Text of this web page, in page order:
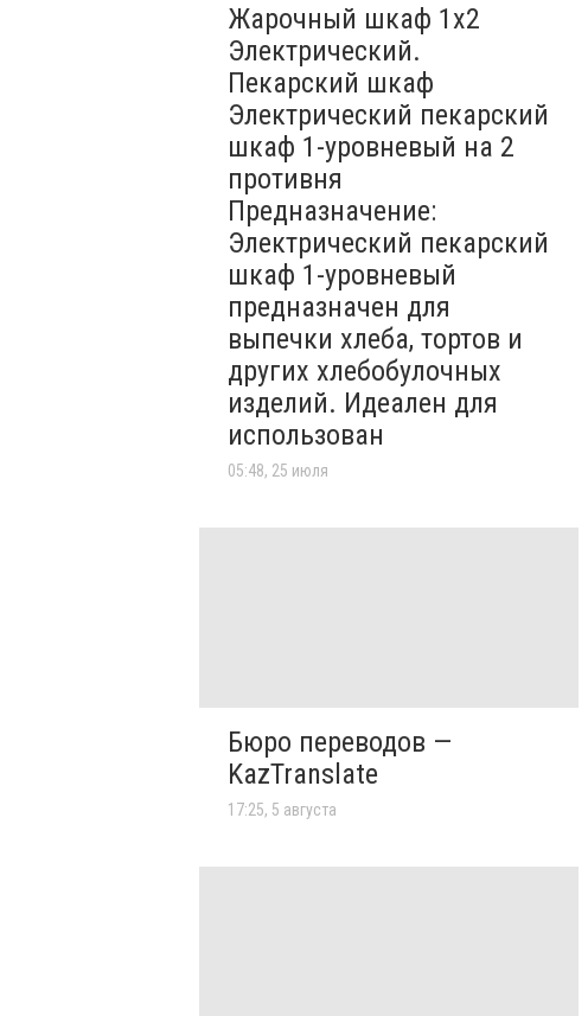
Жарочный шкаф 1х2
Электрический.
Пекарский шкаф
Электрический пекарский
шкаф 1-уровневый на 2
противня
Предназначение:
Электрический пекарский
шкаф 1-уровневый
предназначен для
выпечки хлеба, тортов и
других хлебобулочных
изделий. Идеален для
использован
05:48, 25 июля
Бюро переводов —
KazTranslate
17:25, 5 августа